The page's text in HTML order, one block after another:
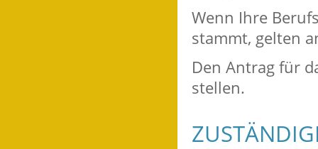
Wenn Ihre
stammt, gelten
Den Antrag für
stellen.